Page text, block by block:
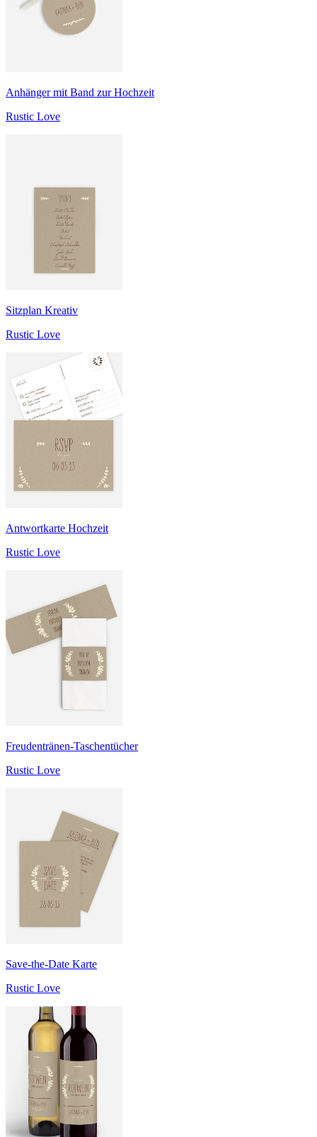
Anhänger mit Band zur Hochzeit
Rustic Love
Sitzplan Kreativ
Rustic Love
Antwortkarte Hochzeit
Rustic Love
Freudentränen-Taschentücher
Rustic Love
Save-the-Date Karte
Rustic Love